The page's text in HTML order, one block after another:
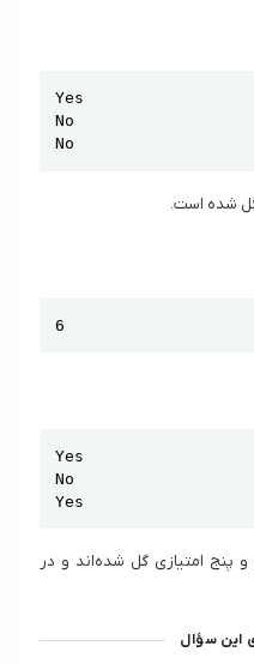
Yes
No
No
گل شده است.
6
Yes
No
Yes
پنج امتیازی گل شده‌اند و در
این سؤال